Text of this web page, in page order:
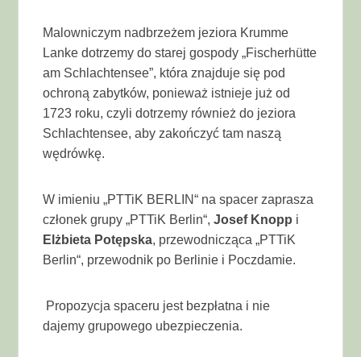
Malowniczym nadbrzeżem jeziora Krumme
Lanke dotrzemy do starej gospody „Fischerhütte
am Schlachtensee”, która znajduje się pod
ochroną zabytków, ponieważ istnieje już od
1723 roku, czyli dotrzemy również do jeziora
Schlachtensee, aby zakończyć tam naszą
wędrówkę.
W imieniu „PTTiK BERLIN“ na spacer zaprasza
członek grupy „PTTiK Berlin“,Josef Knopp i
Elżbieta Potępska, przewodnicząca „PTTiK
Berlin“, przewodnik po Berlinie i Poczdamie.
Propozycja spaceru jest bezpłatna i nie
dajemy grupowego ubezpieczenia.